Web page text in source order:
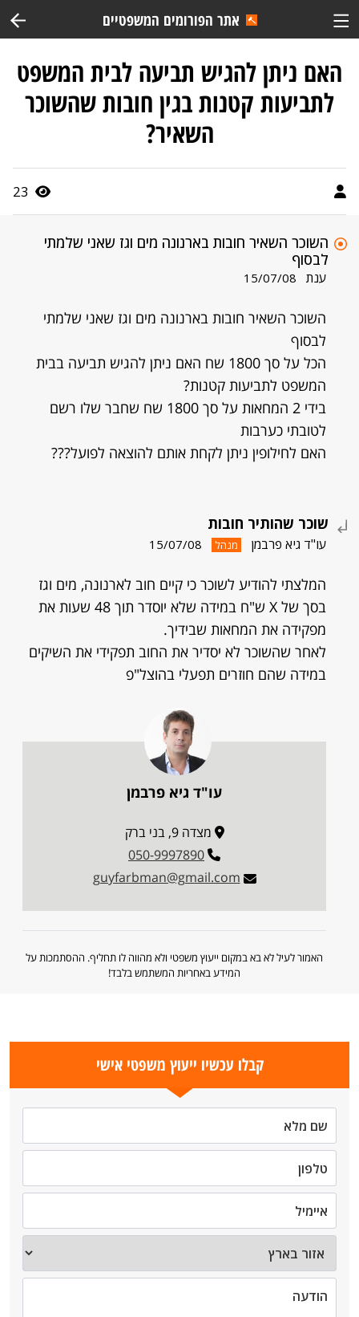
אתר הפורומים המשפטיים
האם ניתן להגיש תביעה לבית המשפט
לתביעות קטנות בגין חובות שהשוכר
השאיר?
23
השוכר השאיר חובות בארנונה מים וגז שאני שלמתי
לבסוף
ענת 15/07/08
השוכר השאיר חובות בארנונה מים וגז שאני שלמתי
לבסוף
הכל על סך 1800 שח האם ניתן להגיש תביעה בבית
המשפט לתביעות קטנות?
בידי 2 המחאות על סך 1800 שח שחבר שלו רשם
לטובתי כערבות
האם לחילופין ניתן לקחת אותם להוצאה לפועל???
שוכר שהותיר חובות
עו"ד גיא פרבמן מנהל 15/07/08
המלצתי להודיע לשוכר כי קיים חוב לארנונה, מים וגז
בסך של X ש"ח במידה שלא יוסדר תוך 48 שעות את
מפקידה את המחאות שבידיך.
לאחר שהשוכר לא יסדיר את החוב תפקידי את השיקים
במידה שהם חוזרים תפעלי בהוצל"פ
עו"ד גיא פרבמן
מצדה 9, בני ברק
050-9997890
guyfarbman@gmail.com
האמור לעיל לא בא במקום ייעוץ משפטי ולא מהווה לו תחליף. ההסתמכות על
המידע באחריות המשתמש בלבד!
קבלו עכשיו ייעוץ משפטי אישי